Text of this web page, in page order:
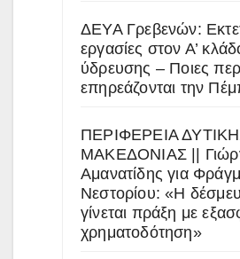
ΔΕΥΑ Γρεβενών:
εργασίες στον Α’
ύδρευσης – Ποιες
επηρεάζονται την
ΠΕΡΙΦΕΡΕΙΑ
ΜΑΚΕΔΟΝΙΑΣ ||
Αμανατίδης για
Νεστορίου: «Η
γίνεται πράξη με
χρηματοδότηση»